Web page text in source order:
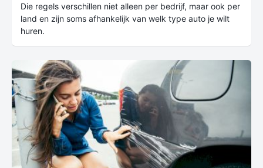
Die regels verschillen niet alleen per bedrijf, maar ook per
land en zijn soms afhankelijk van welk type auto je wilt
huren.